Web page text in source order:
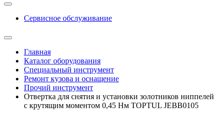
Сервисное обслуживание
Главная
Каталог оборудования
Специальный инструмент
Ремонт кузова и оснащение
Прочий инструмент
Отвертка для снятия и установки золотников ниппелей
с крутящим моментом 0,45 Нм TOPTUL JEBB0105